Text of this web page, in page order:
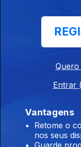
Quero
Entrar
Vantagens
Retome o
nos seus
Guarde